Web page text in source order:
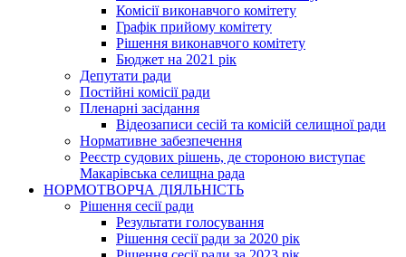
Комісії виконавчого комітету
Графік прийому комітету
Рішення виконавчого комітету
Бюджет на 2021 рік
Депутати ради
Постійні комісії ради
Пленарні засідання
Відеозаписи сесій та комісій селищної ради
Нормативне забезпечення
Реєстр судових рішень, де стороною виступає
Макарівська селищна рада
НОРМОТВОРЧА ДІЯЛЬНІСТЬ
Рішення сесії ради
Результати голосування
Рішення сесії ради за 2020 рік